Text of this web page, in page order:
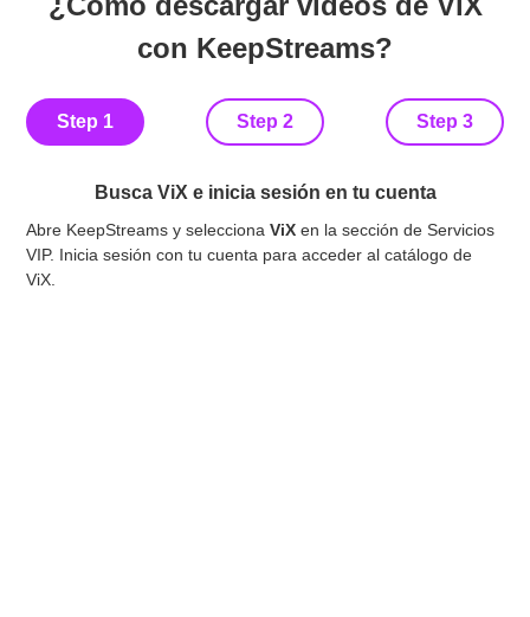
con KeepStreams?
Step 1 Step 2 Step 3
Busca ViX e inicia sesión en tu cuenta
Abre KeepStreams y seleccionaViX en la sección de Servicios
VIP. Inicia sesión con tu cuenta para acceder al catálogo de
ViX.